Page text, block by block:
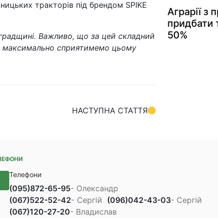
тракторів під брендом SPIKE
Важливо, що за цей складний
максимально сприятимемо цьому
НАСТУПНА СТАТТЯ
Аграрії з
придбати
50%
Телефони
(095)872-65-95- Олександр
(067)522-52-42- Сергій (096)042-43-03- Сергій
(067)120-27-20- Владислав